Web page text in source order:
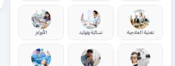
تغذية العلاجية نسائية وتوليد الأورام